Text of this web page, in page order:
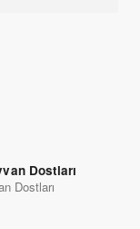
Dostları
Dostları